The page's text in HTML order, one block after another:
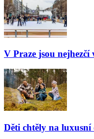
V Praze jsou
Děti chtěly na